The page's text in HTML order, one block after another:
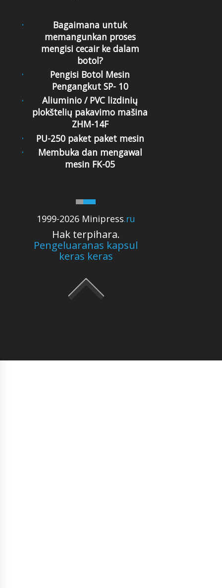
1999-2026 Minipress.ru
Hak terpihara.
Pengeluaranas kapsul
keras keras
Bagaimana untuk
memangunkan proses
mengisi cecair ke dalam
botol?
Pengisi Botol Mesin
Pengangkut SP- 10
Aliuminio / PVC lizdinių
plokštelių pakavimo mašina
ZHM-14F
PU-250 paket paket mesin
Membuka dan mengawal
mesin FK-05